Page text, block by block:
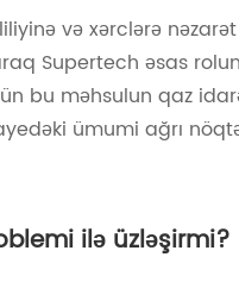
və xərclərə
Supertech əsas
bu məhsulun qaz
ümumi ağrı
ilə üzləşirmi?